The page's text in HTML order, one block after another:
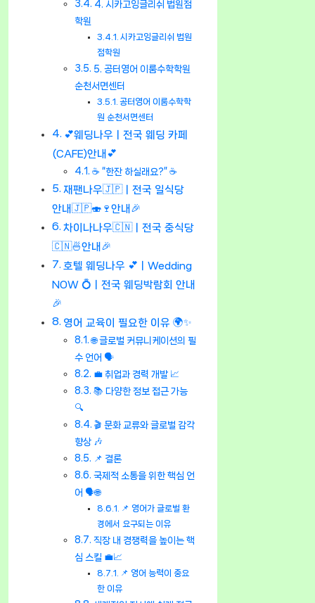
4. 시카고잉글리쉬 법원점
학원
시카고잉글리쉬 법원
점학원
5. 공터영어 이룸수학학원
순천서면센터
공터영어 이룸수학학
원 순천서면센터
💕웨딩나우ㅣ전국 웨딩 카페
(CAFE)안내💕
☕ “한잔 하실래요?” ☕
재팬나우🇯🇵ㅣ전국 일식당
안내🇯🇵🍣🍷안내🎉
차이나나우🇨🇳ㅣ전국 중식당
🇨🇳🍜안내🎉
호텔 웨딩나우 💕ㅣWedding
NOW 💍ㅣ전국 웨딩박람회 안내
🎉
영어 교육이 필요한 이유 🌍✨
🌐 글로벌 커뮤니케이션의 필
수 언어 🗣️
💼 취업과 경력 개발 📈
📚 다양한 정보 접근 가능
🔍
🎬 문화 교류와 글로벌 감각
향상 🎶
📌 결론
국제적 소통을 위한 핵심 언
어 🗣️🌐
📌 영어가 글로벌 환
경에서 요구되는 이유
직장 내 경쟁력을 높이는 핵
심 스킬 💼📈
📌 영어 능력이 중요
한 이유